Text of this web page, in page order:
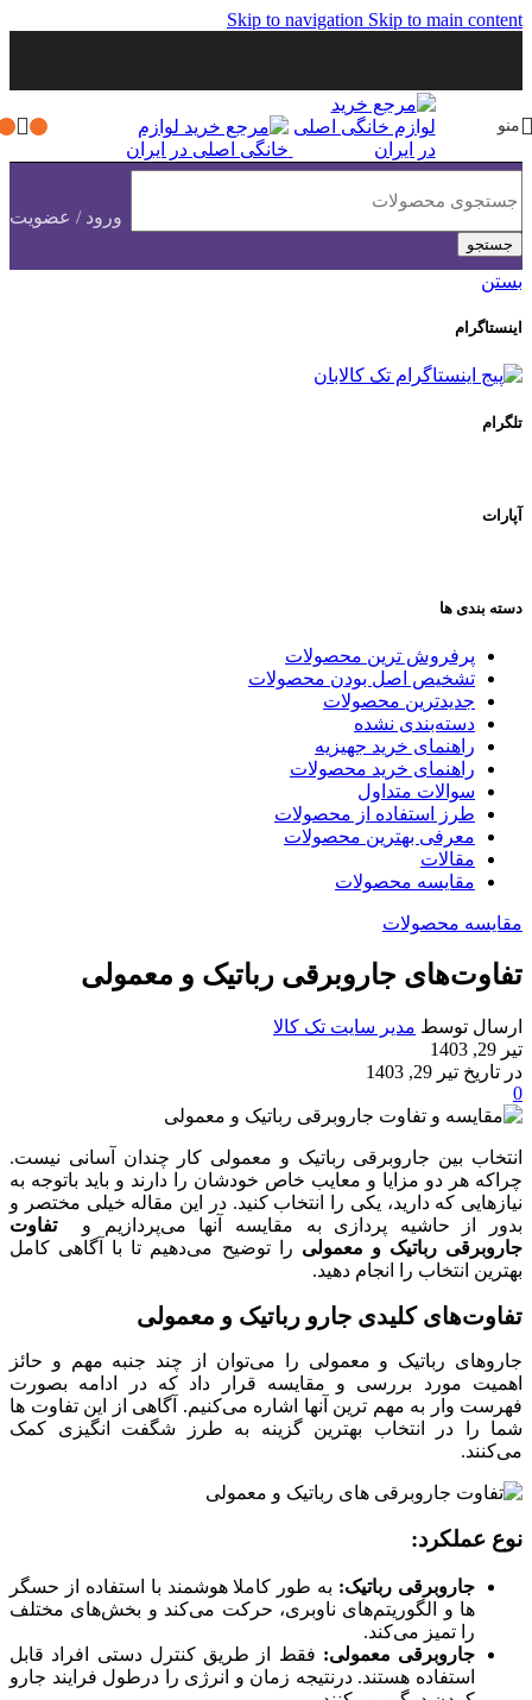
Skip to navigation Skip to main content
منو
جستجو
ورود / عضویت
بستن
اینستاگرام
تلگرام
آپارات
دسته بندی ها
پرفروش ترین محصولات
تشخیص اصل بودن محصولات
جدیدترین محصولات
دسته‌بندی نشده
راهنمای خرید جهیزیه
راهنمای خرید محصولات
سوالات متداول
طرز استفاده از محصولات
معرفی بهترین محصولات
مقالات
مقایسه محصولات
مقایسه محصولات
تفاوت‌های جاروبرقی رباتیک و معمولی
ارسال توسط مدیر سایت تک کالا
تیر 29, 1403
در تاریخ تیر 29, 1403
0
انتخاب بین جاروبرقی رباتیک و معمولی کار چندان آسانی نیست.
چراکه هر دو مزایا و معایب خاص خودشان را دارند و باید باتوجه به
نیازهایی که دارید، یکی را انتخاب کنید. در این مقاله خیلی مختصر و
بدور از حاشیه پردازی به مقایسه آنها می‌پردازیم وتفاوت‌
جاروبرقی رباتیک و معمولی را توضیح می‌دهیم تا با آگاهی کامل
بهترین انتخاب را انجام دهید.
تفاوت‌های کلیدی جارو رباتیک و معمولی
جاروهای رباتیک و معمولی را می‌توان از چند جنبه مهم و حائز
اهمیت مورد بررسی و مقایسه قرار داد که در ادامه بصورت
فهرست وار به مهم‌ ترین آنها اشاره می‌کنیم. آگاهی از این تفاوت ها
شما را در انتخاب بهترین گزینه به طرز شگفت انگیزی کمک
می‌کنند.
نوع عملکرد:
جاروبرقی رباتیک: به طور کاملا هوشمند با استفاده از حسگر
ها و الگوریتم‌‌های ناوبری، حرکت می‌کند و بخش‌‌های مختلف
را تمیز می‌کند.
جاروبرقی معمولی: فقط از طریق کنترل دستی افراد قابل
استفاده هستند. درنتیجه زمان و انرژی را درطول فرایند جارو